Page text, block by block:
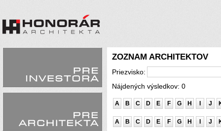
ZOZNAM ARCHITEKTOV
Priezvisko:
Nájdených výsledkov: 0
A B C D E F G H J
A B C D E F G H J